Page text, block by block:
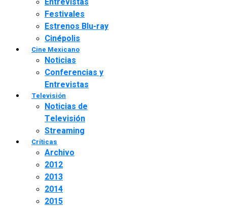
Festivales
Estrenos Blu-ray
Cinépolis
Cine Mexicano
Noticias
Conferencias y
Entrevistas
Televisión
Noticias de
Televisión
Streaming
Críticas
Archivo
2012
2013
2014
2015